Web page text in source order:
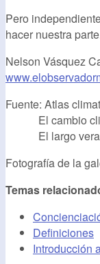
Pero
hacer nuestra
Nelson Vásquez
Fuente: Atlas
El cambio
El largo
Fotografía de la
Temas
Definiciones
Introducción